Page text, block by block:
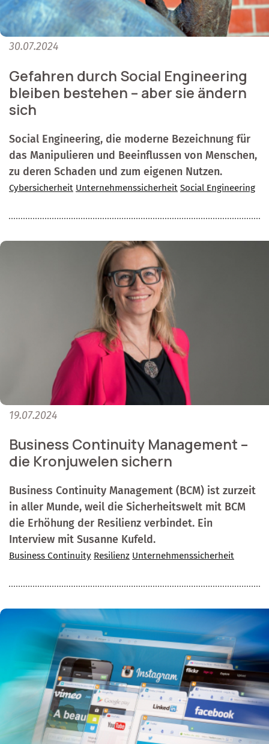
30.07.2024
Gefahren durch Social Engineering
bleiben bestehen – aber sie ändern
sich
Social Engineering, die moderne Bezeichnung für
das Manipulieren und Beeinflussen von Menschen,
zu deren Schaden und zum eigenen Nutzen.
Cybersicherheit Unternehmenssicherheit Social Engineering
19.07.2024
Business Continuity Management –
die Kronjuwelen sichern
Business Continuity Management (BCM) ist zurzeit
in aller Munde, weil die Sicherheitswelt mit BCM
die Erhöhung der Resilienz verbindet. Ein
Interview mit Susanne Kufeld.
Business Continuity Resilienz Unternehmenssicherheit